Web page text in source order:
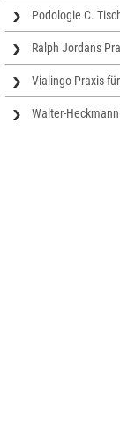
Podologie C.
Ralph Jordans
Vialingo Praxis
Walter-